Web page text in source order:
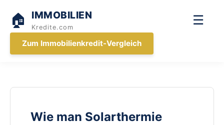
🏠 IMMOBILIEN
Kredite.com ☰
Zum Immobilienkredit-Vergleich
Wie man Solarthermie